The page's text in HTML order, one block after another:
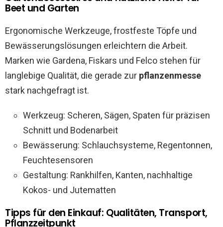
Beet und Garten
Ergonomische Werkzeuge, frostfeste Töpfe und
Bewässerungslösungen erleichtern die Arbeit.
Marken wie Gardena, Fiskars und Felco stehen für
langlebige Qualität, die gerade zur pflanzenmesse
stark nachgefragt ist.
Werkzeug: Scheren, Sägen, Spaten für präzisen
Schnitt und Bodenarbeit
Bewässerung: Schlauchsysteme, Regentonnen,
Feuchtesensoren
Gestaltung: Rankhilfen, Kanten, nachhaltige
Kokos- und Jutematten
Tipps für den Einkauf: Qualitäten, Transport,
Pflanzzeitpunkt